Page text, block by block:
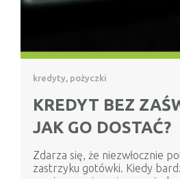
kredyty, pożyczki
KREDYT BEZ
JAK GO DOSTAĆ?
Zdarza się, że niezwłocznie
zastrzyku gotówki. Kiedy